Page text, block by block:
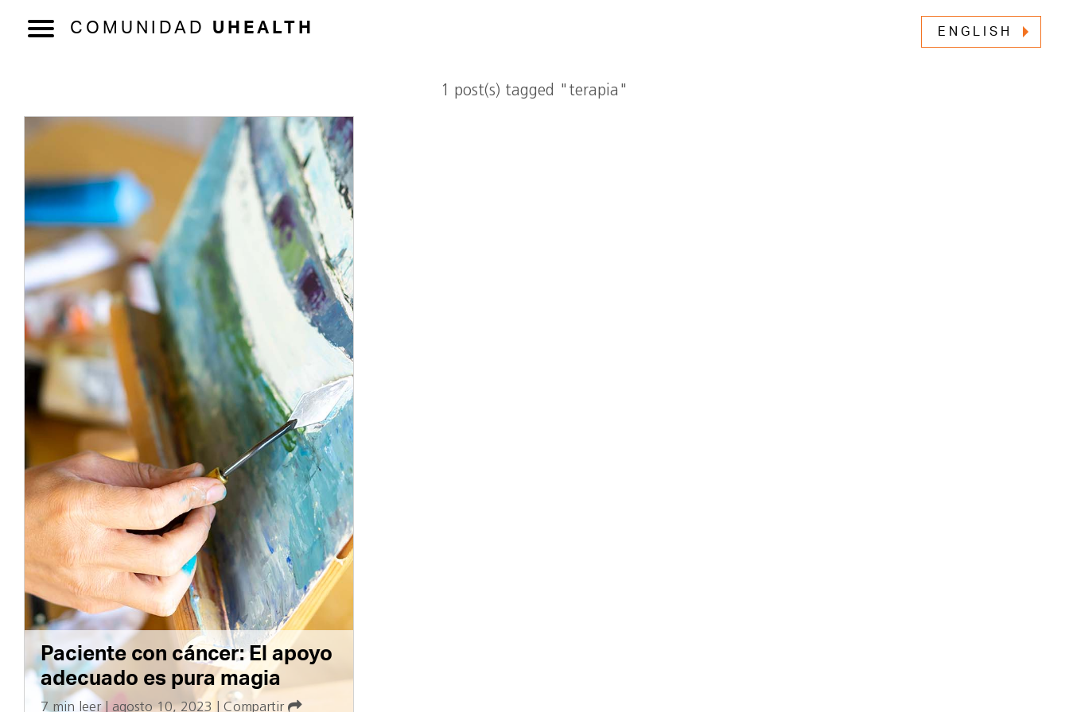
COMUNIDAD UHEALTH ENGLISH
1 post(s) tagged "terapia"
Paciente con cáncer: El apoyo
adecuado es pura magia
7 min leer| agosto 10, 2023 Compartir